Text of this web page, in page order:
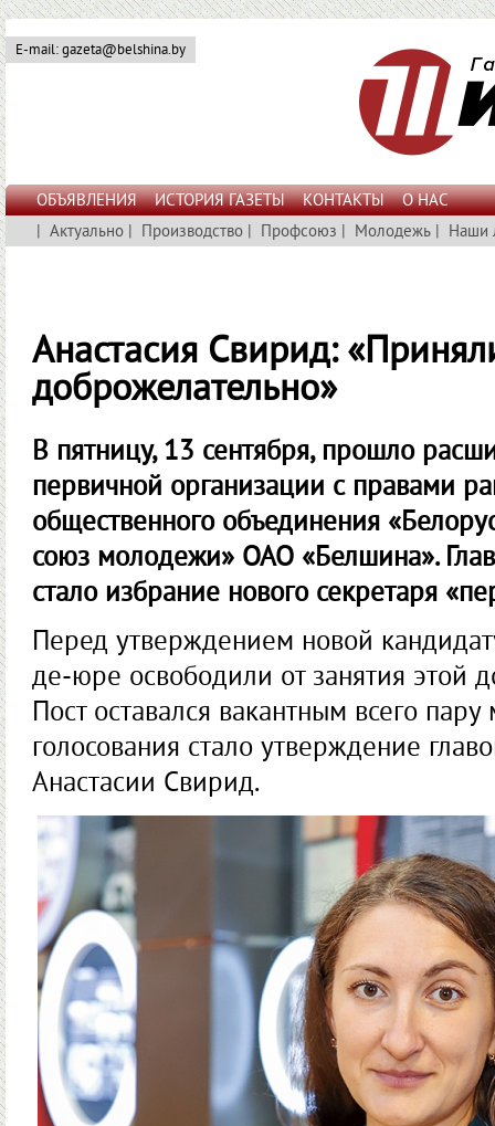
E-mail: gazeta@belshina.by
ОБЪЯВЛЕНИЯ ИСТОРИЯ ГАЗЕТЫ КОНТАКТЫ
О НАС
| Актуально | Производство | Профсоюз | Молодежь | Наши
Анастасия Свирид:
доброжелательно»
В пятницу, 13 сентября, прошло
первичной организации с правами
общественного объединения
союз молодежи» ОАО «Белшина».
стало избрание нового секретаря
Перед утверждением новой
де-юре освободили от занятия этой
Пост оставался вакантным всего
голосования стало утверждение
Анастасии Свирид.